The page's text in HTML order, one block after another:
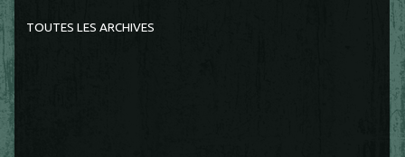
TOUTES LES ARCHIVES